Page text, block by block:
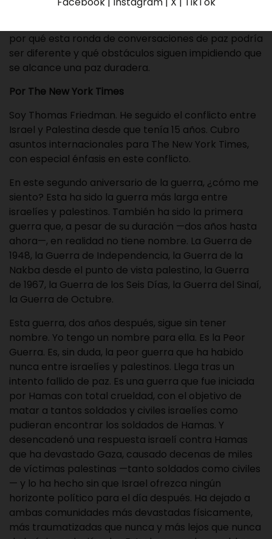
puede poner fin a la guerra. En este episodio de “The
por qué esta ronda de conversaciones de paz podría
ser diferente y qué obstáculos siguen impidiendo que
se alcance una paz duradera.
Por The New York Times
Soy Thomas Friedman. He seguido el conflicto entre
Israel y Palestina desde que tenía 15 años. Cubro
asuntos internacionales para The New York Times,
con especial énfasis en este conflicto.
En este segundo aniversario de la guerra, ¿cómo me
siento? Esta ha sido la guerra más larga entre
israelíes y palestinos. También ha sido la primera
guerra que, a pesar de su duración —dos años hasta
ahora—, en realidad no tiene nombre. La Guerra de
1948, la Guerra de Independencia, la Guerra de la
Nakba desde el punto de vista palestino, la Guerra
de 1967, la Guerra de los Seis Días, la Guerra del Sinaí,
la Guerra de Octubre.
Esta guerra, dos años después, sigue sin tener
nombre. Yo tengo un nombre para ella. Es la Peor
Guerra. Es, sin duda, la peor guerra que ha habido
nunca entre israelíes y palestinos. Llega tras un
intento fallido de paz. Es una guerra que fue iniciada
por Hamas con total crueldad, con el objetivo de
matar a tantos soldados y civiles israelíes como
pudieran encontrar los soldados de Hamas. Y
desencadenó una respuesta israelí contra Hamas
que ha devastado Gaza, causado decenas de miles
de víctimas palestinas —tanto soldados como civiles
— y lo ha hecho sin que Israel ofrezca ningún
horizonte político para el día después. Ha dejado a
ambas comunidades más devastadas físicamente,
más traumatizadas que nunca y más lejos que nunca